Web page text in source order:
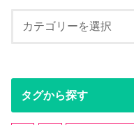
タグから探す